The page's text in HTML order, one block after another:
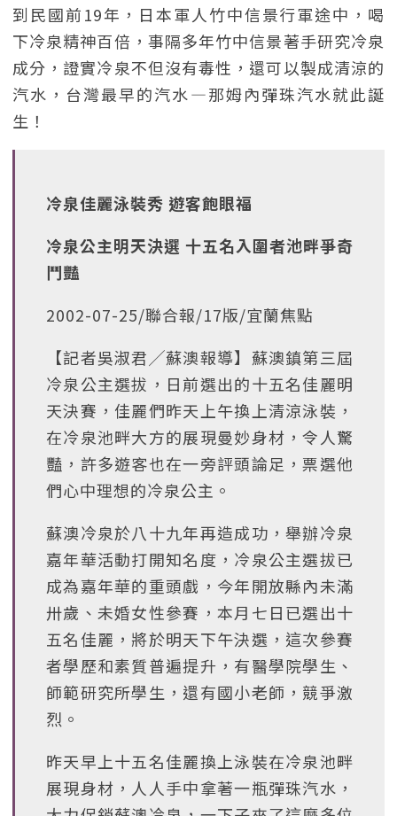
到民國前19年，日本軍人竹中信景行軍途中，喝
下冷泉精神百倍，事隔多年竹中信景著手研究冷泉
成分，證實冷泉不但沒有毒性，還可以製成清涼的
汽水，台灣最早的汽水—那姆內彈珠汽水就此誕
生！
冷泉佳麗泳裝秀 遊客飽眼福
冷泉公主明天決選 十五名入圍者池畔爭奇
鬥豔
2002-07-25/聯合報/17版/宜蘭焦點
【記者吳淑君╱蘇澳報導】蘇澳鎮第三屆
冷泉公主選拔，日前選出的十五名佳麗明
天決賽，佳麗們昨天上午換上清涼泳裝，
在冷泉池畔大方的展現曼妙身材，令人驚
豔，許多遊客也在一旁評頭論足，票選他
們心中理想的冷泉公主。
蘇澳冷泉於八十九年再造成功，舉辦冷泉
嘉年華活動打開知名度，冷泉公主選拔已
成為嘉年華的重頭戲，今年開放縣內未滿
卅歲、未婚女性參賽，本月七日已選出十
五名佳麗，將於明天下午決選，這次參賽
者學歷和素質普遍提升，有醫學院學生、
師範研究所學生，還有國小老師，競爭激
烈。
昨天早上十五名佳麗換上泳裝在冷泉池畔
展現身材，人人手中拿著一瓶彈珠汽水，